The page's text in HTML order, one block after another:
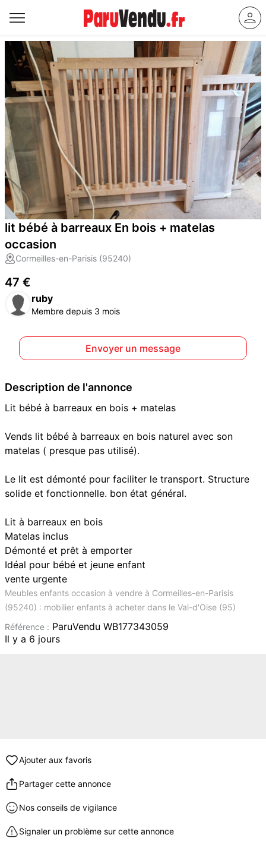
lit bébé à barreaux En bois + matelas
occasion
Cormeilles-en-Parisis (95240)
47 €
ruby
Membre depuis 3 mois
Envoyer un message
Description de l'annonce
Lit bébé à barreaux en bois + matelas
Vends lit bébé à barreaux en bois naturel avec son
matelas ( presque pas utilisé).
Le lit est démonté pour faciliter le transport. Structure
solide et fonctionnelle. bon état général.
Lit à barreaux en bois
Matelas inclus
Démonté et prêt à emporter
Idéal pour bébé et jeune enfant
vente urgente
Meubles enfants occasion à vendre à Cormeilles-en-Parisis
(95240) : mobilier enfants à acheter dans le Val-d'Oise (95)
Référence : ParuVendu WB177343059
Il y a 6 jours
Ajouter aux favoris
Partager cette annonce
Nos conseils de vigilance
Signaler un problème sur cette annonce